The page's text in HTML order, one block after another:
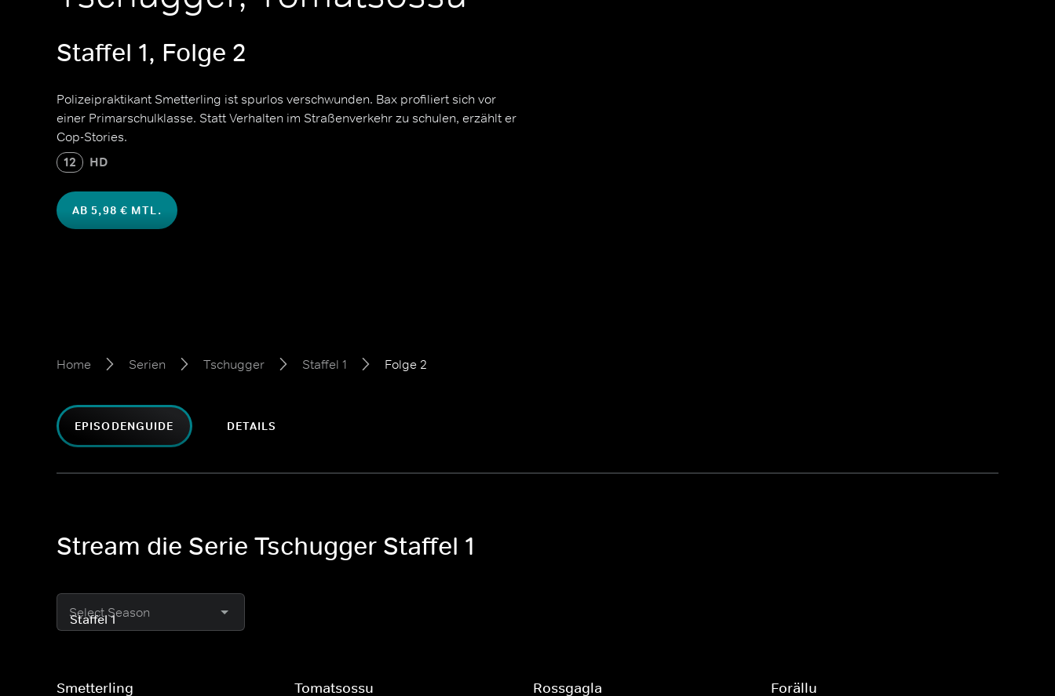
Staffel 1, Folge 2
Polizeipraktikant Smetterling ist spurlos verschwunden. Bax profiliert sich vor
einer Primarschulklasse. Statt Verhalten im Straßenverkehr zu schulen, erzählt er
Cop-Stories.
12 HD
AB 5,98 € MTL.
Home Serien Tschugger Staffel 1 Folge 2
EPISODENGUIDE DETAILS
Stream die Serie Tschugger Staffel 1
Select Season
Smetterling Tomatsossu Rossgagla Forällu